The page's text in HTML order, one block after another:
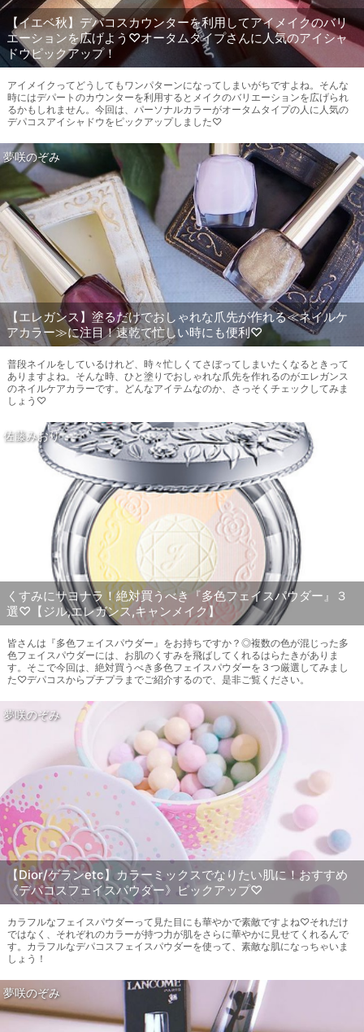
【イエベ秋】デパコスカウンターを利用してアイメイクのバリ
エーションを広げよう♡オータムタイプさんに人気のアイシャ
ドウピックアップ！
アイメイクってどうしてもワンパターンになってしまいがちですよね。そんな
時にはデパートのカウンターを利用するとメイクのバリエーションを広げられ
るかもしれません。今回は、パーソナルカラーがオータムタイプの人に人気の
デパコスアイシャドウをピックアップしました♡
夢咲のぞみ
【エレガンス】塗るだけでおしゃれな爪先が作れる≪ネイルケ
アカラー≫に注目！速乾で忙しい時にも便利♡
普段ネイルをしているけれど、時々忙しくてさぼってしまいたくなるときって
ありますよね。そんな時、ひと塗りでおしゃれな爪先を作れるのがエレガンス
のネイルケアカラーです。どんなアイテムなのか、さっそくチェックしてみま
しょう♡
佐藤みおり
くすみにサヨナラ！絶対買うべき『多色フェイスパウダー』３
選♡【ジル,エレガンス,キャンメイク】
皆さんは『多色フェイスパウダー』をお持ちですか？◎複数の色が混じった多
色フェイスパウダーには、お肌のくすみを飛ばしてくれるはらたきがありま
す。そこで今回は、絶対買うべき多色フェイスパウダーを３つ厳選してみまし
た♡デパコスからプチプラまでご紹介するので、是非ご覧ください。
夢咲のぞみ
【Dior/ゲランetc】カラーミックスでなりたい肌に！おすすめ
《デパコスフェイスパウダー》ピックアップ♡
カラフルなフェイスパウダーって見た目にも華やかで素敵ですよね♡それだけ
ではなく、それぞれのカラーが持つ力が肌をさらに華やかに見せてくれるんで
す。カラフルなデパコスフェイスパウダーを使って、素敵な肌になっちゃいま
しょう！
夢咲のぞみ